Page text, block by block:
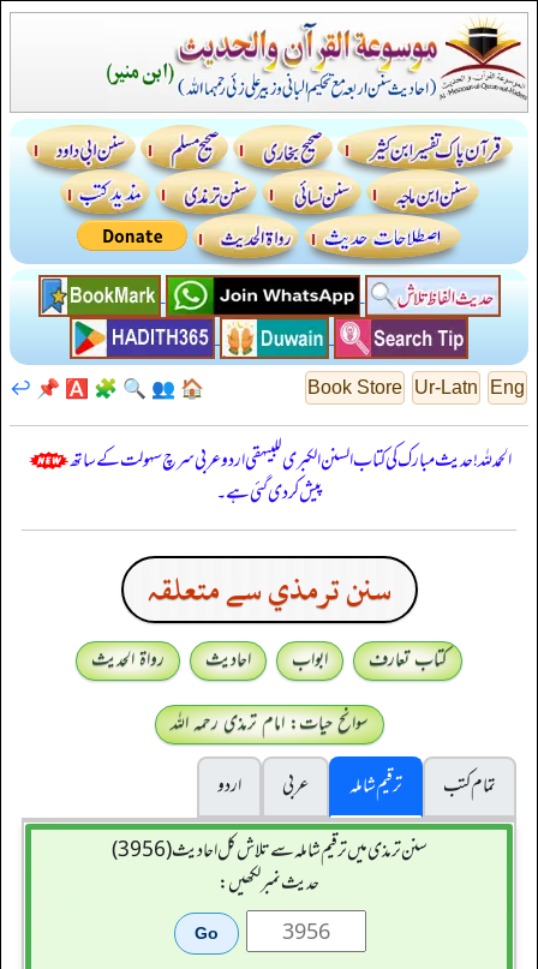
Eng
Ur-Latn
Book Store
🏠
👥
🔍
🧩
🅰️
📌
↩️
الحمدللہ! حدیث مبارک کی کتاب السنن الكبرى للبيهقي اردو عربی سرچ سہولت کے ساتھ
پیش کر دی گئی ہے۔
سنن ترمذي سے متعلقہ
کتاب تعارف ابواب احادیث
رواۃ الحدیث
سوانح حیات: امام ترمذی رحمہ اللہ
تمام کتب
ترقیم شاملہ عربی
اردو
سنن ترمذی میں ترقیم شاملہ سے تلاش کل احادیث (3956)
حدیث نمبر لکھیں: